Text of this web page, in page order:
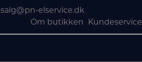
salg@pn-elservice.dk
Om butikken
Kundeservice